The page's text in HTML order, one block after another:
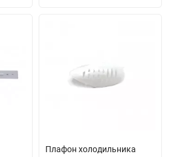
Плафон холодильника